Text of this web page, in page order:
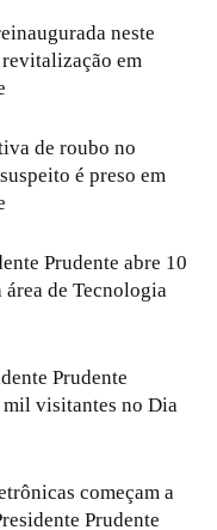
neste
em
de roubo no
é preso em
Prudente abre 10
área de Tecnologia
Prudente
mil visitantes no Dia
começam a
Prudente